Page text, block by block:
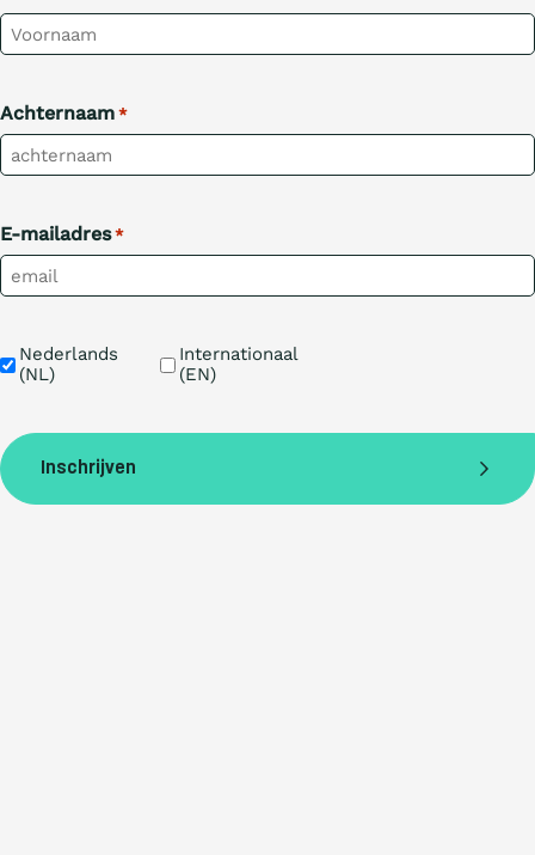
Achternaam *
E-mailadres *
TaalNederlands
(NL)
Internationaal
(EN)
Inschrijven